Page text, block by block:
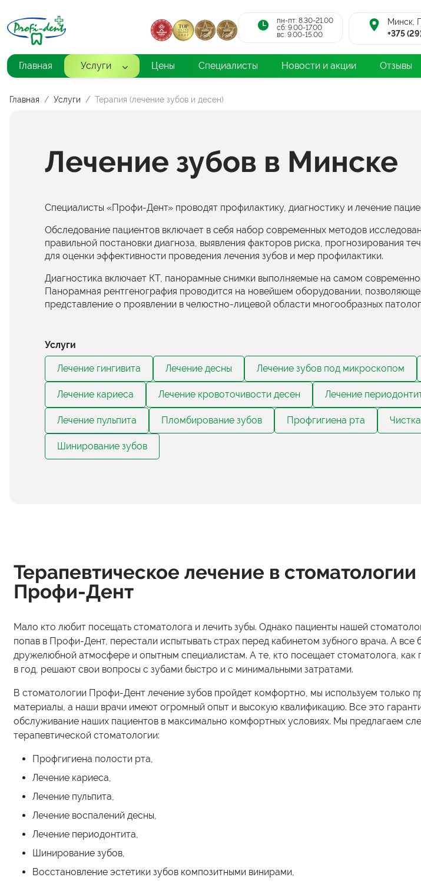
пн-пт: 8.30-21.00
cб: 9.00-17.00
вс: 9.00-15.00
Минск,
+375
Главная Услуги Цены Специалисты Новости и акции Отзывы
Главная Услуги Терапия (лечение зубов и десен)
Лечение зубов в Минске
Специалисты «Профи-Дент» проводят профилактику, диагностику и лечение
Обследование пациентов включает в себя набор современных методов
правильной постановки диагноза, выявления факторов риска, прогнозирования
для оценки эффективности проведения лечения зубов и мер профилактики.
Диагностика включает КТ, панорамные снимки выполняемые на самом
Панорамная рентгенография проводится на новейшем оборудовании,
представление о проявлении в челюстно-лицевой области многообразных
Услуги
Лечение гингивита Лечение десны Лечение зубов под микроскопом
Лечение кариеса Лечение кровоточивости десен Лечение
Лечение пульпита Пломбирование зубов Профгигиена рта
Шинирование зубов
Терапевтическое лечение в стоматологии
Профи-Дент
Мало кто любит посещать стоматолога и лечить зубы. Однако пациенты нашей
попав в Профи-Дент, перестали испытывать страх перед кабинетом зубного врача. А все
дружелюбной атмосфере и опытным специалистам. А те, кто посещает стоматолога, как
в год, решают свои вопросы с зубами быстро и с минимальными затратами.
В стоматологии Профи-Дент лечение зубов пройдет комфортно, мы используем только
материалы, а наши врачи имеют огромный опыт и высокую квалификацию. Все это
обслуживание наших пациентов в максимально комфортных условиях. Мы предлагаем
терапевтической стоматологии:
Профгигиена полости рта,
Лечение кариеса,
Лечение пульпита,
Лечение воспалений десны,
Лечение периодонтита,
Шинирование зубов,
Восстановление эстетики зубов композитными винирами,